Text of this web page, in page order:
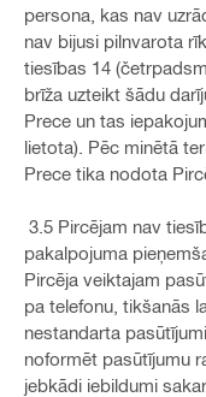
persona, kas nav
nav bijusi pilnvarota
tiesības 14
brīža uzteikt šādu
Prece un tas
lietota). Pēc minētā
Prece tika nodota
3.5 Pircējam nav
pakalpojuma
Pircēja veiktajam
pa telefonu, tikšanās
nestandarta
noformēt pasūtījumu
jebkādi iebildumi